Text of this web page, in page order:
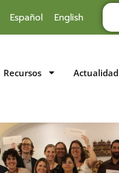
Español English
Recursos Actualidad